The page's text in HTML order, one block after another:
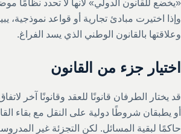
«يخضع للقانون الدولي» لأنها لا تحدد نظامًا
وإذا اختيرت مبادئ تجارية أو قواعد نموذجية،
وعلاقتها بالقانون الوطني الذي يسد الفراغ.
اختيار جزء من القانون
قد يختار الطرفان قانونًا للعقد وقانونًا آخر
أو يطبقان شروطًا دولية على النقل مع بقاء
حاكمًا لبقية المسائل. لكن التجزئة غير